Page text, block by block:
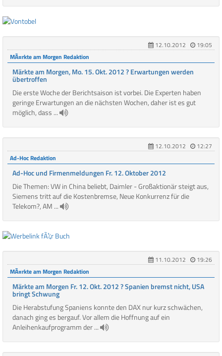
12.10.2012
19:05
MÃ¤rkte am Morgen Redaktion
Märkte am Morgen, Mo. 15. Okt. 2012 ? Erwartungen werden
übertroffen
Die erste Woche der Berichtsaison ist vorbei. Die Experten haben
geringe Erwartungen an die nächsten Wochen, daher ist es gut
möglich, dass ...
12.10.2012
12:27
Ad-Hoc Redaktion
Ad-Hoc und Firmenmeldungen Fr. 12. Oktober 2012
Die Themen: VW in China beliebt, Daimler - Großaktionär steigt aus,
Siemens tritt auf die Kostenbremse, Neue Konkurrenz für die
Telekom?, AM ...
11.10.2012
19:26
MÃ¤rkte am Morgen Redaktion
Märkte am Morgen Fr. 12. Okt. 2012 ? Spanien bremst nicht, USA
bringt Schwung
Die Herabstufung Spaniens konnte den DAX nur kurz schwächen,
danach ging es bergauf. Vor allem die Hoffnung auf ein
Anleihenkaufprogramm der ...